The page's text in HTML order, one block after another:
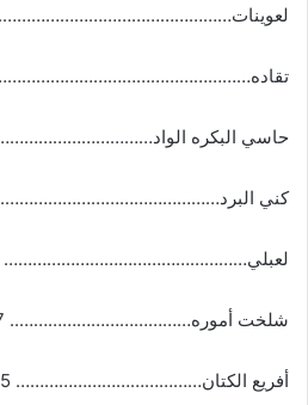
لعوينات………………………………………….. 25
تقاده………………………………………………. 25
حاسي البكره الواد……………………………23
كني البرد………………………………………. 20 ملم
لعبلي…………………………………………… 17 ملم
شلخت أموره……………………………….. 17 ملم
أفريع الكتان………………………………… 15 ملم